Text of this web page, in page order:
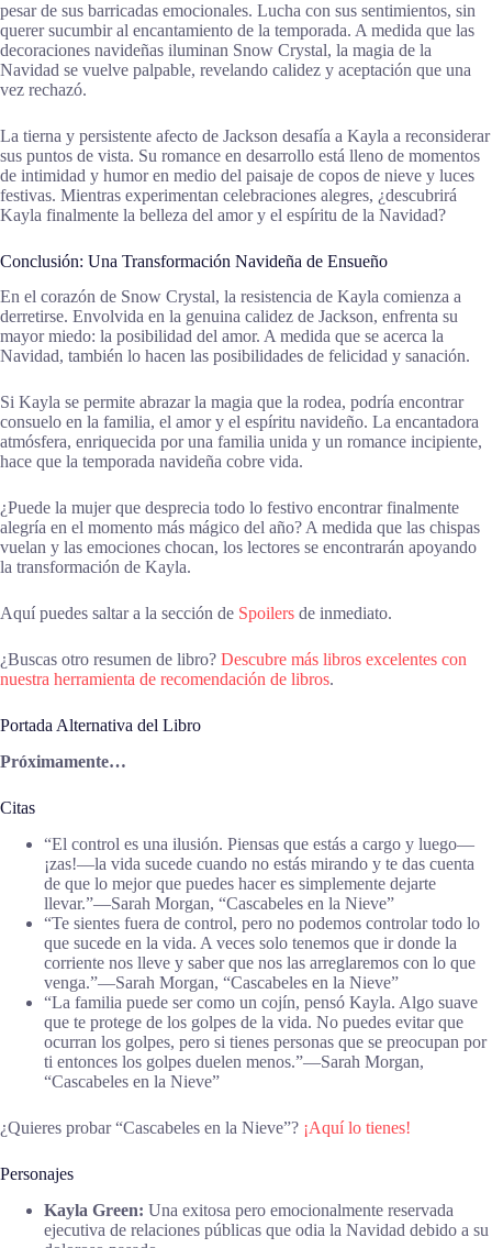
pesar de sus barricadas emocionales. Lucha con sus sentimientos, sin
querer sucumbir al encantamiento de la temporada. A medida que las
decoraciones navideñas iluminan Snow Crystal, la magia de la
Navidad se vuelve palpable, revelando calidez y aceptación que una
vez rechazó.
La tierna y persistente afecto de Jackson desafía a Kayla a reconsiderar
sus puntos de vista. Su romance en desarrollo está lleno de momentos
de intimidad y humor en medio del paisaje de copos de nieve y luces
festivas. Mientras experimentan celebraciones alegres, ¿descubrirá
Kayla finalmente la belleza del amor y el espíritu de la Navidad?
Conclusión: Una Transformación Navideña de Ensueño
En el corazón de Snow Crystal, la resistencia de Kayla comienza a
derretirse. Envolvida en la genuina calidez de Jackson, enfrenta su
mayor miedo: la posibilidad del amor. A medida que se acerca la
Navidad, también lo hacen las posibilidades de felicidad y sanación.
Si Kayla se permite abrazar la magia que la rodea, podría encontrar
consuelo en la familia, el amor y el espíritu navideño. La encantadora
atmósfera, enriquecida por una familia unida y un romance incipiente,
hace que la temporada navideña cobre vida.
¿Puede la mujer que desprecia todo lo festivo encontrar finalmente
alegría en el momento más mágico del año? A medida que las chispas
vuelan y las emociones chocan, los lectores se encontrarán apoyando
la transformación de Kayla.
Aquí puedes saltar a la sección de Spoilers de inmediato.
¿Buscas otro resumen de libro? Descubre más libros excelentes con
nuestra herramienta de recomendación de libros.
Portada Alternativa del Libro
Próximamente…
Citas
“El control es una ilusión. Piensas que estás a cargo y luego—
¡zas!—la vida sucede cuando no estás mirando y te das cuenta
de que lo mejor que puedes hacer es simplemente dejarte
llevar.”―Sarah Morgan, “Cascabeles en la Nieve”
“Te sientes fuera de control, pero no podemos controlar todo lo
que sucede en la vida. A veces solo tenemos que ir donde la
corriente nos lleve y saber que nos las arreglaremos con lo que
venga.”―Sarah Morgan, “Cascabeles en la Nieve”
“La familia puede ser como un cojín, pensó Kayla. Algo suave
que te protege de los golpes de la vida. No puedes evitar que
ocurran los golpes, pero si tienes personas que se preocupan por
ti entonces los golpes duelen menos.”―Sarah Morgan,
“Cascabeles en la Nieve”
¿Quieres probar “Cascabeles en la Nieve”? ¡Aquí lo tienes!
Personajes
Kayla Green: Una exitosa pero emocionalmente reservada
ejecutiva de relaciones públicas que odia la Navidad debido a su